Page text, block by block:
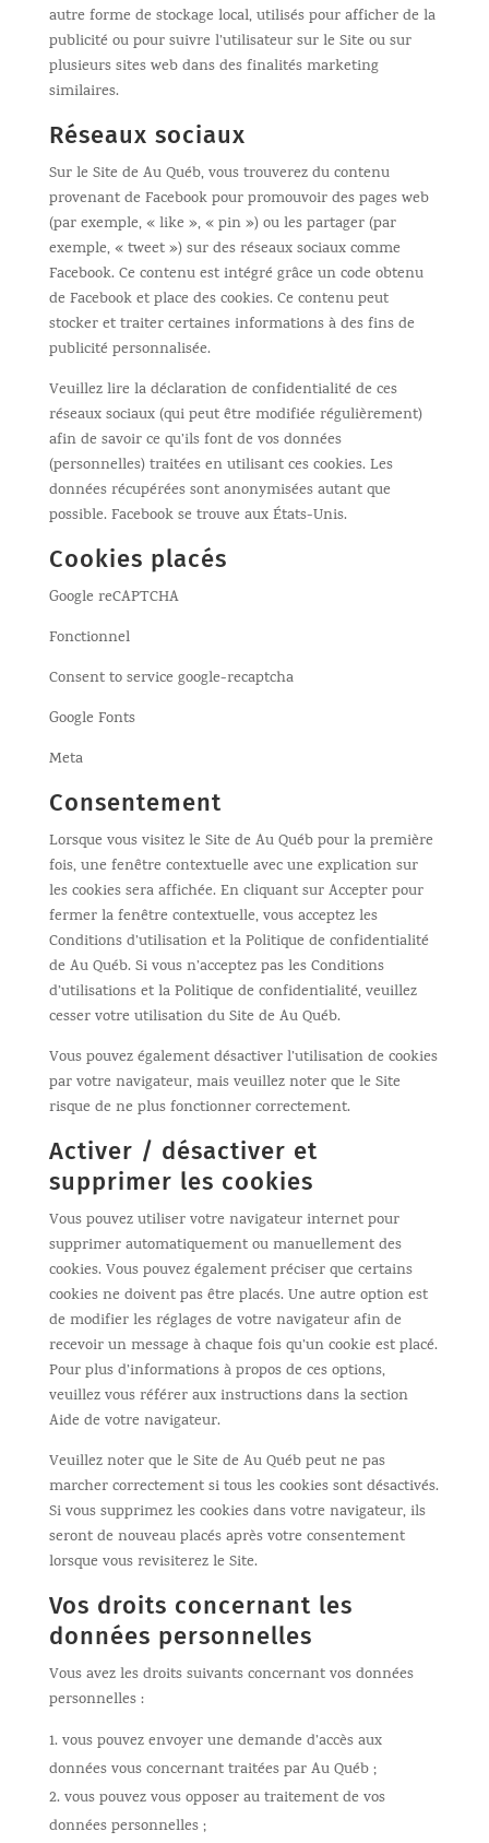
autre forme de stockage local, utilisés pour afficher de la
publicité ou pour suivre l’utilisateur sur le Site ou sur
plusieurs sites web dans des finalités marketing
similaires.
Réseaux sociaux
Sur le Site de Au Québ, vous trouverez du contenu
provenant de Facebook pour promouvoir des pages web
(par exemple, « like », « pin ») ou les partager (par
exemple, « tweet ») sur des réseaux sociaux comme
Facebook. Ce contenu est intégré grâce un code obtenu
de Facebook et place des cookies. Ce contenu peut
stocker et traiter certaines informations à des fins de
publicité personnalisée.
Veuillez lire la déclaration de confidentialité de ces
réseaux sociaux (qui peut être modifiée régulièrement)
afin de savoir ce qu’ils font de vos données
(personnelles) traitées en utilisant ces cookies. Les
données récupérées sont anonymisées autant que
possible. Facebook se trouve aux États-Unis.
Cookies placés
Google reCAPTCHA
Fonctionnel
Consent to service google-recaptcha
Google Fonts
Meta
Consentement
Lorsque vous visitez le Site de Au Québ pour la première
fois, une fenêtre contextuelle avec une explication sur
les cookies sera affichée. En cliquant sur Accepter pour
fermer la fenêtre contextuelle, vous acceptez les
Conditions d’utilisation et la Politique de confidentialité
de Au Québ. Si vous n’acceptez pas les Conditions
d’utilisations et la Politique de confidentialité, veuillez
cesser votre utilisation du Site de Au Québ.
Vous pouvez également désactiver l’utilisation de cookies
par votre navigateur, mais veuillez noter que le Site
risque de ne plus fonctionner correctement.
Activer / désactiver et
supprimer les cookies
Vous pouvez utiliser votre navigateur internet pour
supprimer automatiquement ou manuellement des
cookies. Vous pouvez également préciser que certains
cookies ne doivent pas être placés. Une autre option est
de modifier les réglages de votre navigateur afin de
recevoir un message à chaque fois qu’un cookie est placé.
Pour plus d’informations à propos de ces options,
veuillez vous référer aux instructions dans la section
Aide de votre navigateur.
Veuillez noter que le Site de Au Québ peut ne pas
marcher correctement si tous les cookies sont désactivés.
Si vous supprimez les cookies dans votre navigateur, ils
seront de nouveau placés après votre consentement
lorsque vous revisiterez le Site.
Vos droits concernant les
données personnelles
Vous avez les droits suivants concernant vos données
personnelles :
vous pouvez envoyer une demande d’accès aux
données vous concernant traitées par Au Québ ;
vous pouvez vous opposer au traitement de vos
données personnelles ;